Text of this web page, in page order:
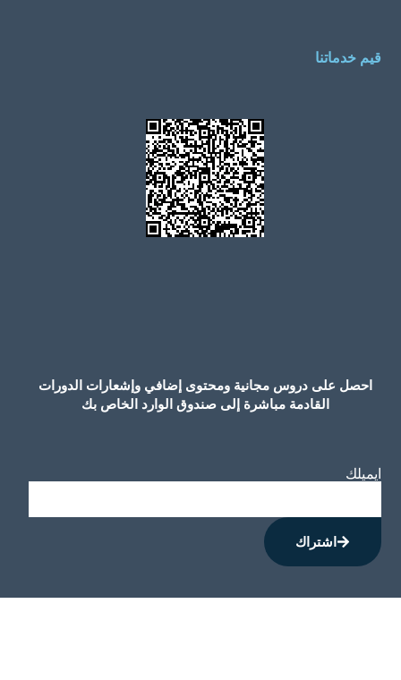
قيم خدماتنا
احصل على دروس مجانية ومحتوى إضافي وإشعارات الدورات
القادمة مباشرة إلى صندوق الوارد الخاص بك
ايميلك
اشتراك